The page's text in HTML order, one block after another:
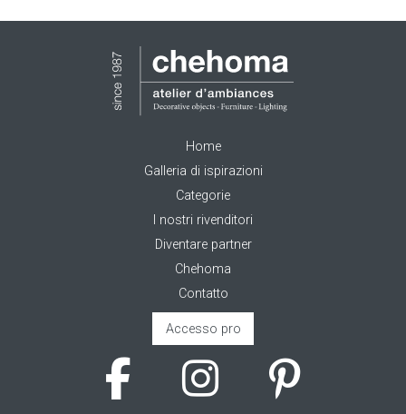
Home
Galleria di ispirazioni
Categorie
I nostri rivenditori
Diventare partner
Chehoma
Contatto
Accesso pro